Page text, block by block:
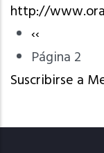
http://
Paginación
Página
anterior
‹‹
Página 2
Suscribirse a